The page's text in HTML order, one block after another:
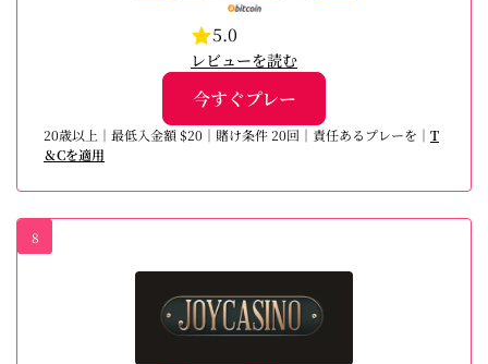
5.0
レビューを読む
今すぐプレー
20歳以上｜最低入金額 $20｜賭け条件 20回｜責任あるプレーを｜ T
＆Cを適用
8